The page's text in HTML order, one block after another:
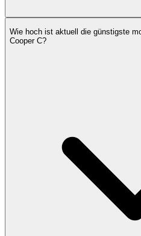
Wie hoch ist aktuell die günstigste
Cooper C?